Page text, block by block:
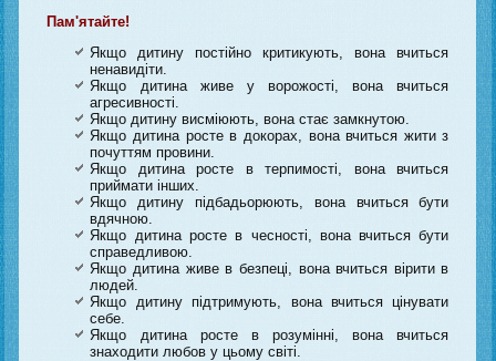
Пам'ятайте!
Якщо дитину постійно критикують, вона вчиться
ненавидіти.
Якщо дитина живе у ворожості, вона вчиться
агресивності.
Якщо дитину висміюють, вона стає замкнутою.
Якщо дитина росте в докорах, вона вчиться жити з
почуттям провини.
Якщо дитина росте в терпимості, вона вчиться
приймати інших.
Якщо дитину підбадьорюють, вона вчиться бути
вдячною.
Якщо дитина росте в чесності, вона вчиться бути
справедливою.
Якщо дитина живе в безпеці, вона вчиться вірити в
людей.
Якщо дитину підтримують, вона вчиться цінувати
себе.
Якщо дитина росте в розумінні, вона вчиться
знаходити любов у цьому світі.